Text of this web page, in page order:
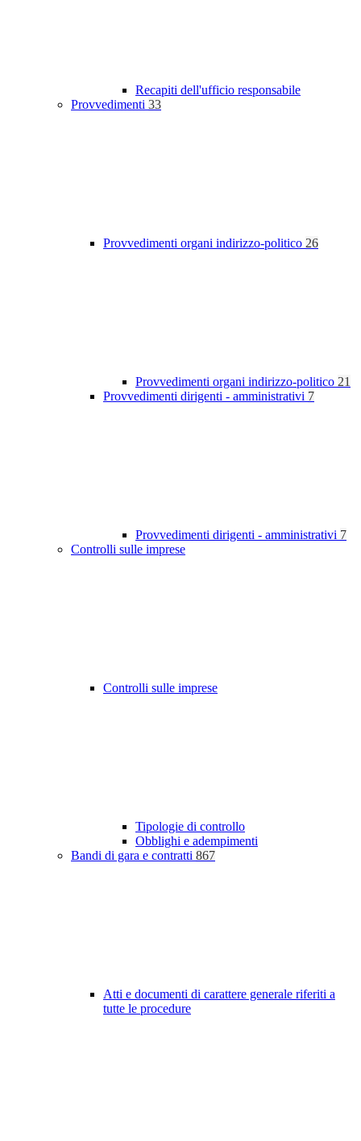
Recapiti dell'ufficio responsabile
Provvedimenti 33
Provvedimenti organi indirizzo-politico 26
Provvedimenti organi indirizzo-politico 21
Provvedimenti dirigenti - amministrativi 7
Provvedimenti dirigenti - amministrativi 7
Controlli sulle imprese
Controlli sulle imprese
Tipologie di controllo
Obblighi e adempimenti
Bandi di gara e contratti 867
Atti e documenti di carattere generale riferiti a
tutte le procedure